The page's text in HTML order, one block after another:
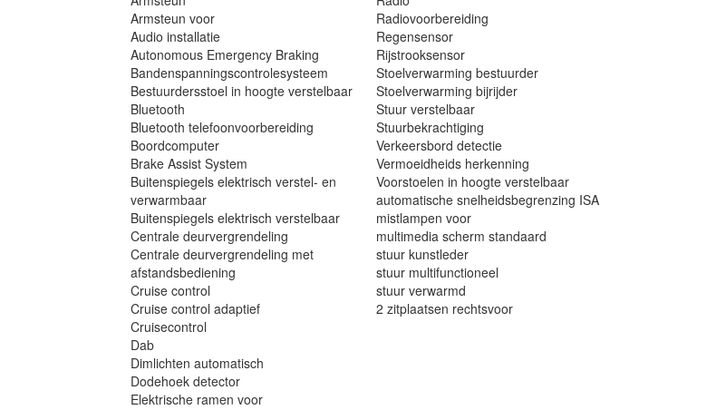
Armsteun voor
Audio installatie
Autonomous Emergency Braking
Bandenspanningscontrolesysteem
Bestuurdersstoel in hoogte verstelbaar
Bluetooth
Bluetooth telefoonvoorbereiding
Boordcomputer
Brake Assist System
Buitenspiegels elektrisch verstel- en
verwarmbaar
Buitenspiegels elektrisch verstelbaar
Centrale deurvergrendeling
Centrale deurvergrendeling met
afstandsbediening
Cruise control
Cruise control adaptief
Cruisecontrol
Dab
Dimlichten automatisch
Dodehoek detector
Elektrische ramen voor
Radiovoorbereiding
Regensensor
Rijstrooksensor
Stoelverwarming bestuurder
Stoelverwarming bijrijder
Stuur verstelbaar
Stuurbekrachtiging
Verkeersbord detectie
Vermoeidheids herkenning
Voorstoelen in hoogte verstelbaar
automatische snelheidsbegrenzing ISA
mistlampen voor
multimedia scherm standaard
stuur kunstleder
stuur multifunctioneel
stuur verwarmd
2 zitplaatsen rechtsvoor